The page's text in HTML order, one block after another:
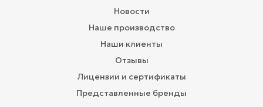
Новости
Наше производство
Наши клиенты
Отзывы
Лицензии и сертификаты
Представленные бренды